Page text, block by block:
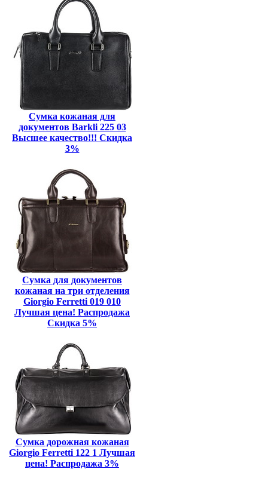
Сумка кожаная для
документов Barkli 225 03
Высшее качество!!! Скидка
3%
Сумка для документов
кожаная на три отделения
Giorgio Ferretti 019 010
Лучшая цена! Распродажа
Скидка 5%
Сумка дорожная кожаная
Giorgio Ferretti 122 1 Лучшая
цена! Распродажа 3%